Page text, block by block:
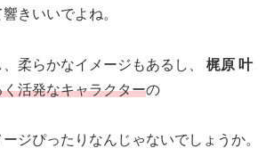
響きいいでよね。
柔らかなイメージもあるし、 梶原 叶
く活発なキャラクターの
ジぴったりなんじゃないでしょうか。